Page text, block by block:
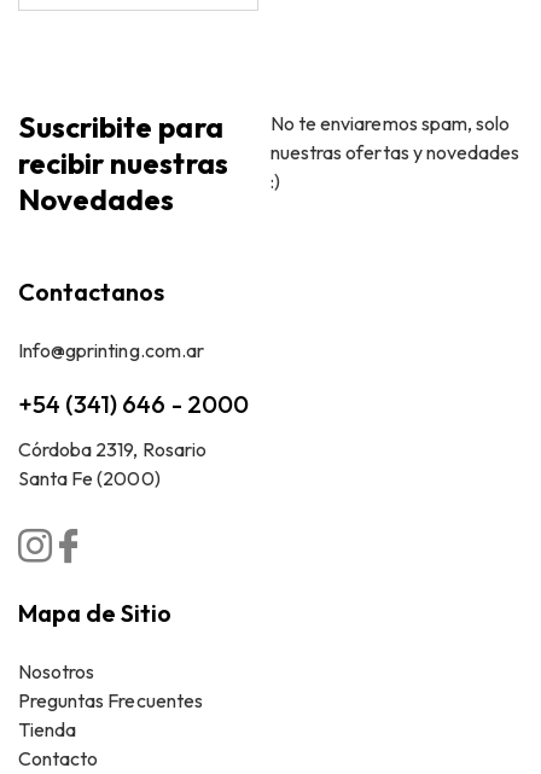
Suscribite para
recibir nuestras
Novedades
No te enviaremos spam, solo
nuestras ofertas y novedades
:)
Contactanos
Info@gprinting.com.ar
+54 (341) 646 - 2000
Córdoba 2319, Rosario
Santa Fe (2000)
Mapa de Sitio
Nosotros
Preguntas Frecuentes
Tienda
Contacto